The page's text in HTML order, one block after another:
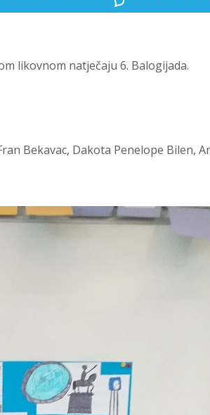
likovnom natječaju 6. Balogijada.
Bekavac, Dakota Penelope Bilen,